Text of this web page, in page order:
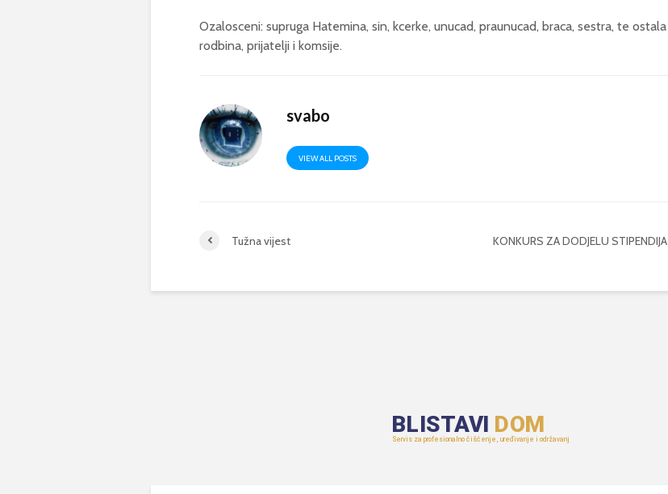
Ozalosceni: supruga Hatemina, sin, kcerke, unucad, praunucad, braca, sestra, te ostala
rodbina, prijatelji i komsije.
svabo
VIEW ALL POSTS
Tužna vijest KONKURS ZA DODJELU STIPENDIJA